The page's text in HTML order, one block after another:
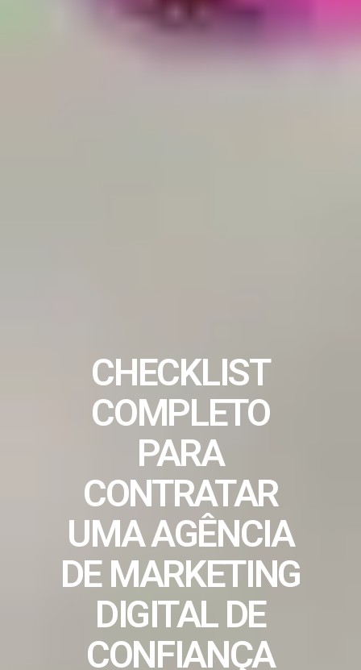
CHECKLIST
COMPLETO
PARA
CONTRATAR
UMA AGÊNCIA
DE MARKETING
DIGITAL DE
CONFIANÇA